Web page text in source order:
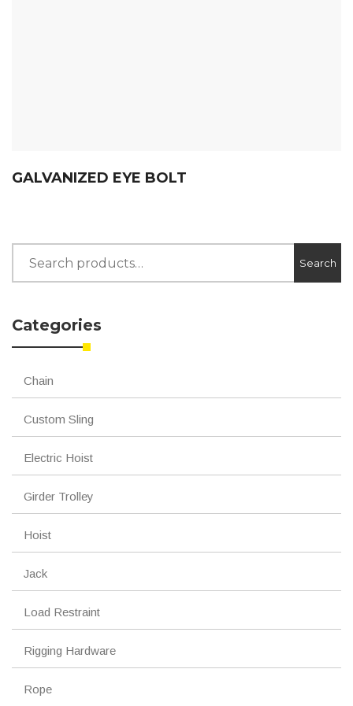
GALVANIZED EYE BOLT
for:
Search
Categories
Chain
Custom Sling
Electric Hoist
Girder Trolley
Hoist
Jack
Load Restraint
Rigging Hardware
Rope